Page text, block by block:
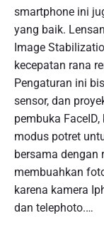
smartphone ini
yang baik.
Image
kecepatan rana
Pengaturan ini
sensor, dan
pembuka
modus potret
bersama dengan
membuahkan
karena kamera
dan telephoto.…